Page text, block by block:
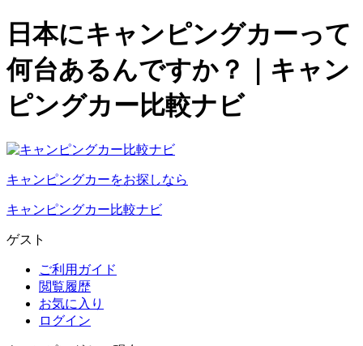
日本にキャンピングカーって
何台あるんですか？｜キャン
ピングカー比較ナビ
キャンピングカーをお探しなら
キャンピングカー比較ナビ
ゲスト
ご利用ガイド
閲覧履歴
お気に入り
ログイン